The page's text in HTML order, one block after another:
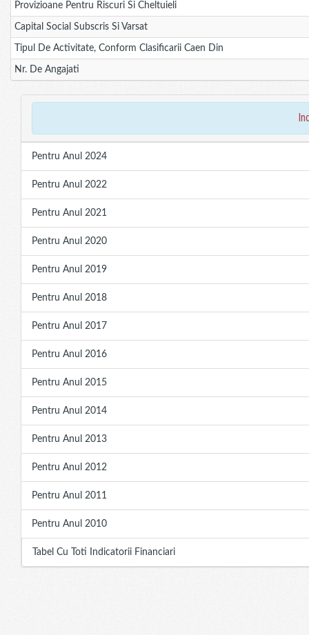
Provizioane Pentru Riscuri Si Cheltuieli
Capital Social Subscris Si Varsat
Tipul De Activitate, Conform Clasificarii Caen Din
Nr. De Angajati
Pentru Anul 2024
Pentru Anul 2022
Pentru Anul 2021
Pentru Anul 2020
Pentru Anul 2019
Pentru Anul 2018
Pentru Anul 2017
Pentru Anul 2016
Pentru Anul 2015
Pentru Anul 2014
Pentru Anul 2013
Pentru Anul 2012
Pentru Anul 2011
Pentru Anul 2010
Tabel Cu Toti Indicatorii Financiari